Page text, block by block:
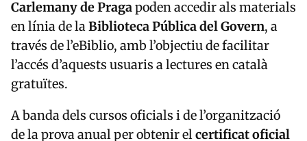
Carlemany de Pragapoden accedir als materials
en línia de laBiblioteca Pública del Govern, a
través de l’eBiblio, amb l’objectiu de facilitar
l’accés d’aquests usuaris a lectures en català
gratuïtes.
A banda dels cursos oficials i de l’organització
de la prova anual per obtenir elcertificat oficial